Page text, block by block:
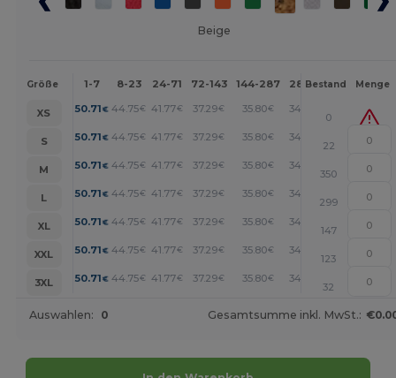
Beige
Größe 1-7 8-23 24-71 72-143 144-287 288 + Mehr
Bestand Menge
XS 50.71 € 44.75€ 41.77€ 37.29€ 35.80€ 34.31
0
S
50.71 € 44.75€ 41.77€ 37.29€ 35.80€ 34.31
22
M
50.71 € 44.75€ 41.77€ 37.29€ 35.80€ 34.31
350
L
50.71 € 44.75€ 41.77€ 37.29€ 35.80€ 34.31 +
299
XL
50.71 € 44.75€ 41.77€ 37.29€ 35.80€ 34.31
147
XXL
50.71 € 44.75€ 41.77€ 37.29€ 35.80€ 34.31
123
3XL
50.71 € 44.75€ 41.77€ 37.29€ 35.80€ 34.31
32
Auswahlen: 0 Gesamtsumme inkl. MwSt.: